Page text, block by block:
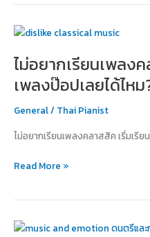
ไม่?
ไม่อยากเรียนเพลง
เพลงป๊อปเลยได้ไหม
General/ Thai Pianist
ไม่อยากเรียนเพลงคลาสสิค เริ่มเรีย
ไม่
เรียน
คลาสสิค
เริ่ม
จาก
ลง
เลย
ไหม?
Read More »
Music